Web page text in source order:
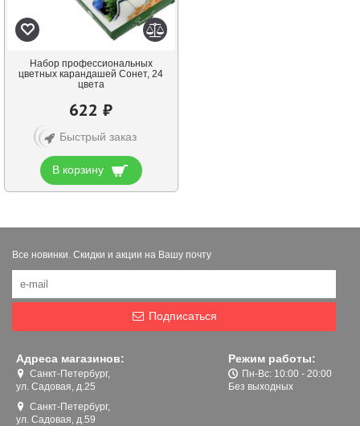
Набор профессиональных
цветных карандашей Сонет, 24
цвета
622 ₽
Быстрый заказ
В корзину
Все новинки. Скидки и акции на Вашу почту
Подписаться
Адреса магазинов:
Санкт-Петербург,
ул. Садовая, д.25
Санкт-Петербург,
ул. Садовая, д.59
Режим работы:
Пн-Вс: 10:00 - 20:00
Без выходных